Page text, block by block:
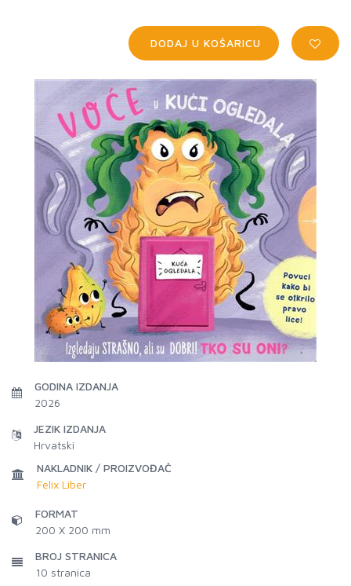
DODAJ U KOŠARICU
GODINA IZDANJA
2026
JEZIK IZDANJA
Hrvatski
NAKLADNIK / PROIZVOĐAČ
Felix Liber
FORMAT
200 X 200 mm
BROJ STRANICA
10 stranica